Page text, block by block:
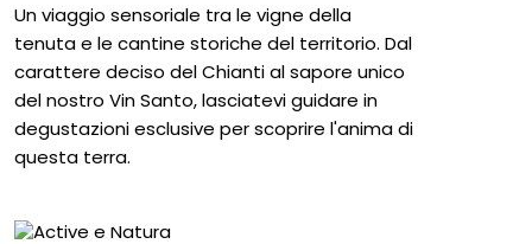
Un viaggio sensoriale tra le vigne della
tenuta e le cantine storiche del territorio. Dal
carattere deciso del Chianti al sapore unico
del nostro Vin Santo, lasciatevi guidare in
degustazioni esclusive per scoprire l'anima di
questa terra.